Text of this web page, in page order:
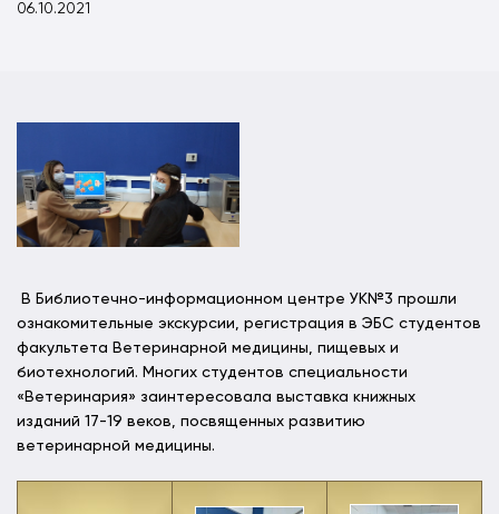
06.10.2021
В Библиотечно-информационном центре УК№3 прошли
ознакомительные экскурсии, регистрация в ЭБС студентов
факультета Ветеринарной медицины, пищевых и
биотехнологий. Многих студентов специальности
«Ветеринария» заинтересовала выставка книжных
изданий 17-19 веков, посвященных развитию
ветеринарной медицины.